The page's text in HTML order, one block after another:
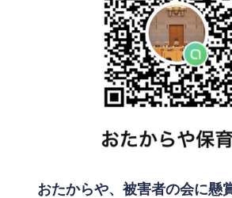
おたからや、被害者の会に懸